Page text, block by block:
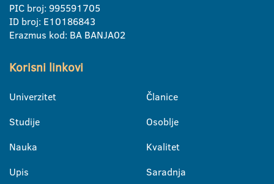
PIC broj: 995591705
ID broj: E10186843
Erazmus kod: BA BANJA02
Korisni linkovi
Univerzitet
Studije
Nauka
Upis
Članice
Osoblje
Kvalitet
Saradnja